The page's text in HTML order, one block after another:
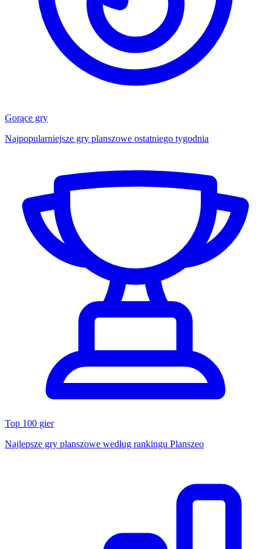
Gorące gry
Najpopularniejsze gry planszowe ostatniego tygodnia
Top 100 gier
Najlepsze gry planszowe według rankingu Planszeo